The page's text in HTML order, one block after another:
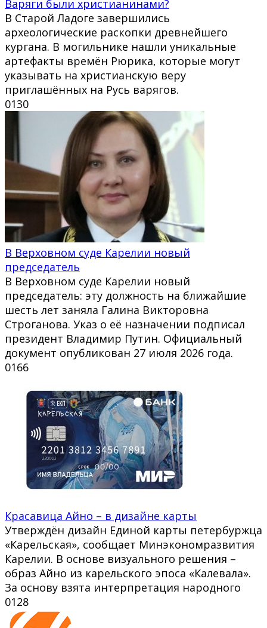
Варяги были христианинами?
В Старой Ладоге завершились
археологические раскопки древнейшего
кургана. В могильнике нашли уникальные
артефакты времён Рюрика, которые могут
указывать на христианскую веру
приглашённых на Русь варягов.
0130
В Верховном суде Карелии новый
председатель
В Верховном суде Карелии новый
председатель: эту должность на ближайшие
шесть лет заняла Галина Викторовна
Строганова. Указ о её назначении подписал
президент Владимир Путин. Официальный
документ опубликован 27 июля 2026 года.
0166
Красавица Айно – в дизайне карты
Утверждён дизайн Единой карты петербуржца
«Карельская», сообщает Минэкономразвития
Карелии. В основе визуального решения –
образ Айно из карельского эпоса «Калевала».
За основу взята интерпретация народного
0128